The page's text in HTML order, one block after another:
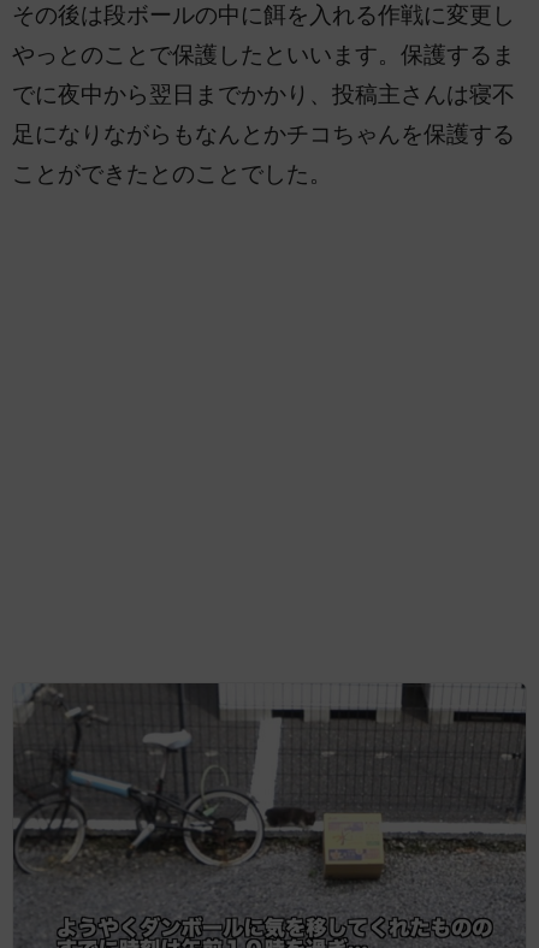
その後は段ボールの中に餌を入れる作戦に変更し
やっとのことで保護したといいます。保護するま
でに夜中から翌日までかかり、投稿主さんは寝不
足になりながらもなんとかチコちゃんを保護する
ことができたとのことでした。